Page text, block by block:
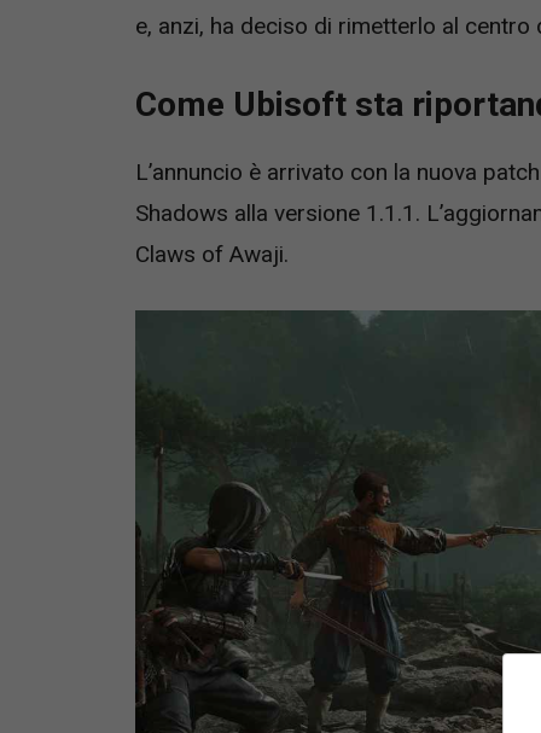
e, anzi, ha deciso di rimetterlo al centro
Come Ubisoft sta
L’annuncio è arrivato con la nuova
Shadows alla versione 1.1.1.
Claws of Awaji.